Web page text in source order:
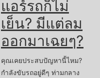
แอร์รถก็ไม่
เย็น? มีแต่ลม
ออกมาเฉยๆ?
คุณเคยประสบปัญหานี้ไหม?
กำลังขับรถอยู่ดีๆ ท่ามกลาง